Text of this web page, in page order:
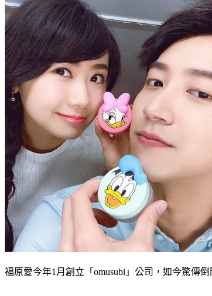
福原愛今年1月創立「omusubi」公司，如今驚傳